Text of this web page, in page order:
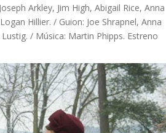
Arkley, Jim High, Abigail Rice, Anna
Hillier. / Guion: Joe Shrapnel, Anna
/ Música: Martin Phipps. Estreno